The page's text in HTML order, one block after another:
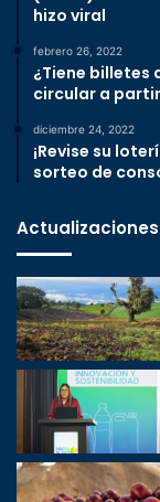
hizo viral
febrero 26, 2022
¿Tiene billetes
circular a partir
diciembre 24, 2022
¡Revise su
sorteo de
Actualizaciones